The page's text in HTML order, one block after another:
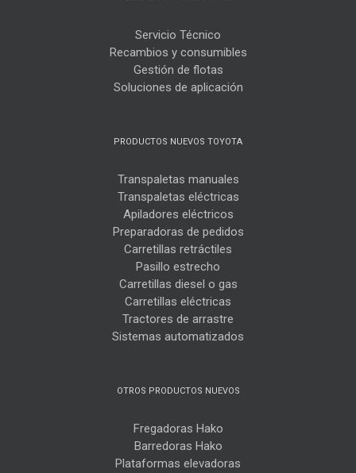
Servicio Técnico
Recambios y consumibles
Gestión de flotas
Soluciones de aplicación
PRODUCTOS NUEVOS TOYOTA
Transpaletas manuales
Transpaletas eléctricas
Apiladores eléctricos
Preparadoras de pedidos
Carretillas retráctiles
Pasillo estrecho
Carretillas diesel o gas
Carretillas eléctricas
Tractores de arrastre
Sistemas automatizados
OTROS PRODUCTOS NUEVOS
Fregadoras Hako
Barredoras Hako
Plataformas elevadoras